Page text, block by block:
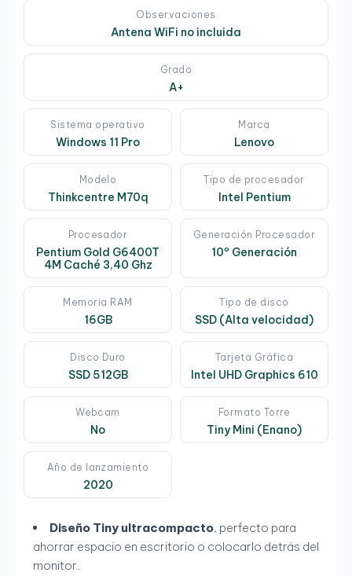
Observaciones
Antena WiFi no incluida
Grado
A+
Sistema operativo
Windows 11 Pro
Marca
Lenovo
Modelo
Thinkcentre M70q
Tipo de procesador
Intel Pentium
Procesador
Pentium Gold G6400T
4M Caché 3,40 Ghz
Generación Procesador
10º Generación
Memoria RAM
16GB
Tipo de disco
SSD (Alta velocidad)
Disco Duro
SSD 512GB
Tarjeta Gráfica
Intel UHD Graphics 610
Webcam
No
Formato Torre
Tiny Mini (Enano)
Año de lanzamiento
2020
Diseño Tiny ultracompacto, perfecto para
ahorrar espacio en escritorio o colocarlo detrás del
monitor.